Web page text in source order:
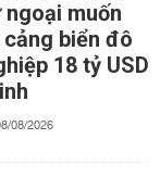
muốn
biển đô
18 tỷ USD
08/2026